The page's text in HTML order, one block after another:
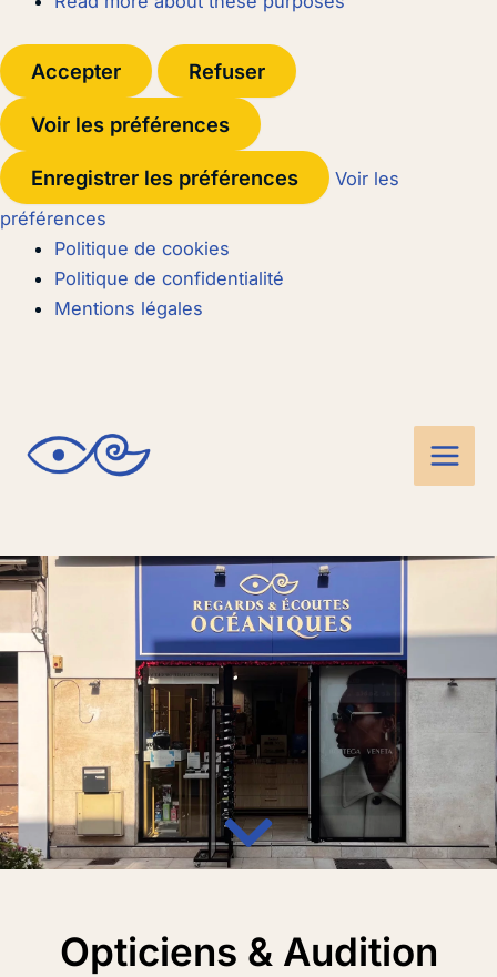
Accepter Refuser
Voir les préférences
Enregistrer les préférences
Voir les
préférences
Politique de cookies
Politique de confidentialité
Mentions légales
Opticiens & Audition